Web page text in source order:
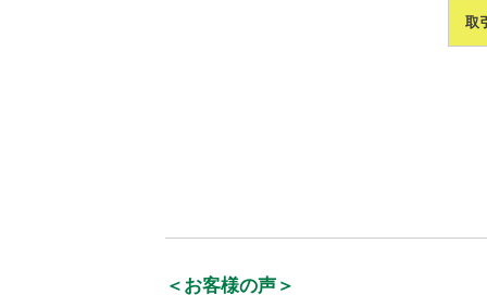
取
＜お客様の声＞